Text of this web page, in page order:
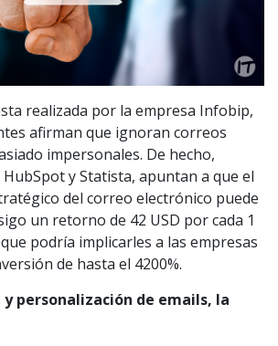
realizada por la empresa Infobip,
afirman que ignoran correos
impersonales. De hecho,
y Statista, apuntan a que el
del correo electrónico puede
un retorno de 42 USD por cada 1
podría implicarles a las empresas
de hasta el 4200%.
personalización de emails, la